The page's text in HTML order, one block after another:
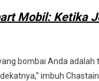
Mobil: Ketika
bombai Anda
imbuh